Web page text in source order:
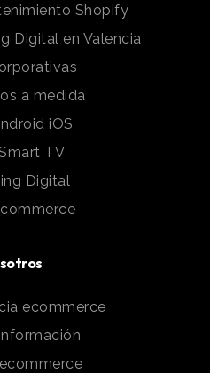
Shopify
Digital en Valencia
a medida
iOS
TV
Digital
ecommerce